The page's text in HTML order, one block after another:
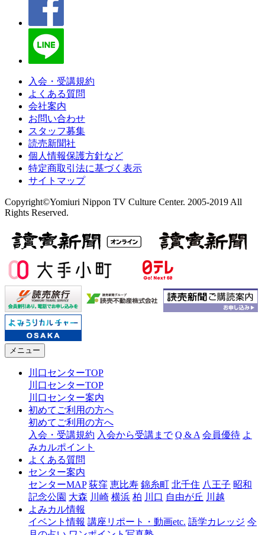
入会・受講規約
よくある質問
会社案内
お問い合わせ
スタッフ募集
読売新聞社
個人情報保護方針など
特定商取引法に基づく表示
サイトマップ
Copyright©Yomiuri Nippon TV Culture Center. 2005-2019 All
Rights Reserved.
メニュー
川口センターTOP
川口センターTOP
川口センター案内
初めてご利用の方へ
初めてご利用の方へ
入会・受講規約 入会から受講まで Q & A 会員優待 よ
みカルポイント
よくある質問
センター案内
センターMAP 荻窪 恵比寿 錦糸町 北千住 八王子 昭和
記念公園 大森 川崎 横浜 柏 川口 自由が丘 川越
よみカル情報
イベント情報 講座リポート・動画etc. 語学カレッジ 今